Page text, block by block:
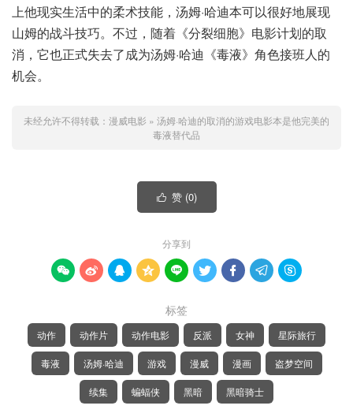
上他现实生活中的柔术技能，汤姆·哈迪本可以很好地展现
山姆的战斗技巧。不过，随着《分裂细胞》电影计划的取
消，它也正式失去了成为汤姆·哈迪《毒液》角色接班人的
机会。
未经允许不得转载： 漫威电影 » 汤姆·哈迪的取消的游戏电影本是他完美的
毒液替代品
 赞 (0)
分享到
        
标签
动作 动作片 动作电影 反派 女神 星际旅行
毒液 汤姆·哈迪 游戏 漫威 漫画 盗梦空间
续集 蝙蝠侠 黑暗 黑暗骑士